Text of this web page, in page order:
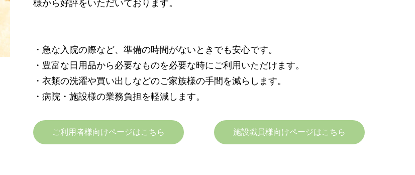
様から好評をいただいております。
・急な入院の際など、準備の時間がないときでも安心です。
・豊富な日用品から必要なものを必要な時にご利用いただけます。
・衣類の洗濯や買い出しなどのご家族様の手間を減らします。
・病院・施設様の業務負担を軽減します。
ご利用者様向けページはこちら 施設職員様向けページはこちら